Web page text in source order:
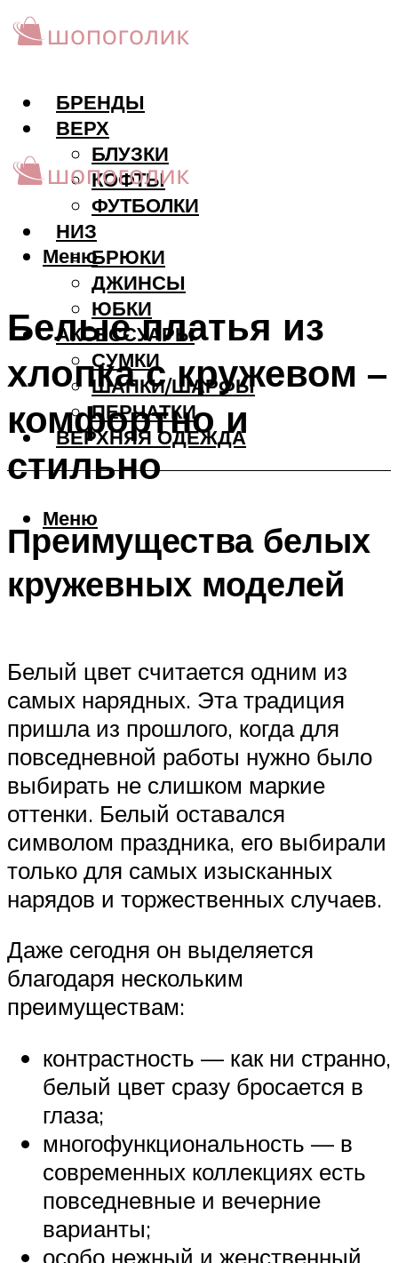
БРЕНДЫ
ВЕРХ
БЛУЗКИ
КОФТЫ
ФУТБОЛКИ
НИЗ
БРЮКИ
ДЖИНСЫ
ЮБКИ
АКCЕССУАРЫ
СУМКИ
ШАПКИ/ШАРФЫ
ПЕРЧАТКИ
ВЕРХНЯЯ ОДЕЖДА
Меню
Меню
Белые платья из
хлопка с кружевом –
комфортно и
стильно
Преимущества белых
кружевных моделей
Белый цвет считается одним из
самых нарядных. Эта традиция
пришла из прошлого, когда для
повседневной работы нужно было
выбирать не слишком маркие
оттенки. Белый оставался
символом праздника, его выбирали
только для самых изысканных
нарядов и торжественных случаев.
Даже сегодня он выделяется
благодаря нескольким
преимуществам:
контрастность — как ни странно,
белый цвет сразу бросается в
глаза;
многофункциональность — в
современных коллекциях есть
повседневные и вечерние
варианты;
особо нежный и женственный